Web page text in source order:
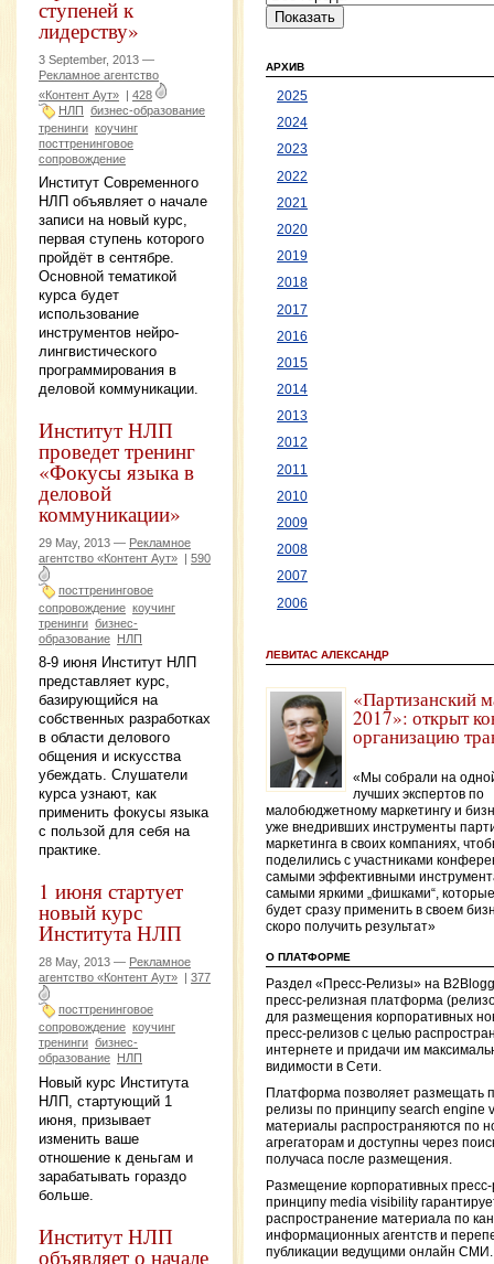
ступеней к
лидерству»
3 September, 2013 —
Рекламное агентство
«Контент Аут» | 428
НЛП бизнес-образование
тренинги коучинг
посттренинговое
сопровождение
Институт Современного
НЛП объявляет о начале
записи на новый курс,
первая ступень которого
пройдёт в сентябре.
Основной тематикой
курса будет
использование
инструментов нейро-
лингвистического
программирования в
деловой коммуникации.
Институт НЛП
проведет тренинг
«Фокусы языка в
деловой
коммуникации»
29 May, 2013 — Рекламное
агентство «Контент Аут» | 590
посттренинговое
сопровождение коучинг
тренинги бизнес-
образование НЛП
8-9 июня Институт НЛП
представляет курс,
базирующийся на
собственных разработках
в области делового
общения и искусства
убеждать. Слушатели
курса узнают, как
применить фокусы языка
с пользой для себя на
практике.
1 июня стартует
новый курс
Института НЛП
28 May, 2013 — Рекламное
агентство «Контент Аут» | 377
посттренинговое
сопровождение коучинг
тренинги бизнес-
образование НЛП
Новый курс Института
НЛП, стартующий 1
июня, призывает
изменить ваше
отношение к деньгам и
зарабатывать гораздо
больше.
Институт НЛП
объявляет о начале
АРХИВ
2025
2024
2023
2022
2021
2020
2019
2018
2017
2016
2015
2014
2013
2012
2011
2010
2009
2008
2007
2006
ЛЕВИТАС АЛЕКСАНДР
«Партизанский
2017»: открыт
организацию
«Мы собрали на
лучших экспертов по
малобюджетному маркетингу и
уже внедривших инструменты
маркетинга в своих компаниях,
поделились с участниками
самыми эффективными
самыми яркими „фишками“,
будет сразу применить в своем
скоро получить результат»
О ПЛАТФОРМЕ
Раздел «Пресс-Релизы» на
пресс-релизная платформа
для размещения корпоративных
пресс-релизов с целью
интернете и придачи им
видимости в Сети.
Платформа позволяет размещать
релизы по принципу search engine
материалы распространяются по
агрегаторам и доступны через
получаса после размещения.
Размещение корпоративных
принципу media visibility
распространение материала по
информационных агентств и
публикации ведущими онлайн СМИ.